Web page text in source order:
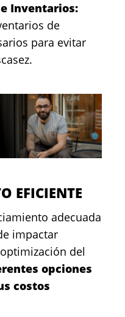
Inventarios:
de
para evitar
EFICIENTE
adecuada
impactar
del
opciones
costos